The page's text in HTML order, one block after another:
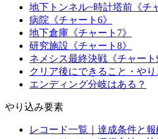
地下トンネル~時計塔前《チ
病院《チャート6》
地下倉庫《チャート7》
研究施設《チャート8》
ネメシス最終決戦《チャート9
クリア後にできること・や
エンディング分岐はある？
やり込み要素
レコード一覧｜達成条件と報